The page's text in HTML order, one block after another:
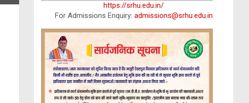
https://srhu.edu.in/
For Admissions Enquiry: admissions@srhu.edu.in